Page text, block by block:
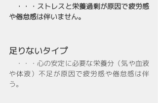
・・・ストレスと栄養過剰が原因で疲労感
や倦怠感は伴いません。
足りないタイプ
・・・心の安定に必要な栄養分（気や血液
や体液）不足が原因で疲労感や倦怠感は伴
う。